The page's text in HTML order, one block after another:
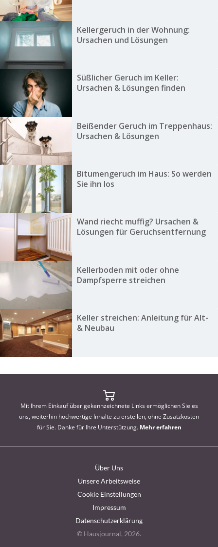
Kellergeruch in der Wohnung:
Ursachen und Lösungen
Süßlicher Geruch im Keller:
Ursachen & Lösungen finden
Beißender Geruch im Treppenhaus:
Ursachen & Lösungen
Bitumengeruch im Haus: So werden
Sie ihn los
Wand riecht muffig? Ursachen &
Lösungen für Geruchsentfernung
Kellerboden mit oder ohne
Dampfsperre streichen
Keller streichen: Anleitung für Alt-
& Neubau
Mit Ihrem Einkauf über gekennzeichnete Links ermöglichen Sie es
uns, weiterhin hochwertige Inhalte zu erstellen, ohne Zusatzkosten
für Sie. Danke für Ihre Unterstützung. Mehr erfahren
Über Uns
Unsere Arbeitsweise
Cookie Einstellungen
Impressum
Datenschutzerklärung
© Hausjournal, 2026.